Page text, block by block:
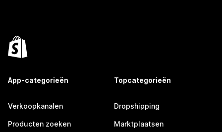
App-categorieën
Verkoopkanalen
Producten zoeken
Topcategorieën
Dropshipping
Marktplaatsen